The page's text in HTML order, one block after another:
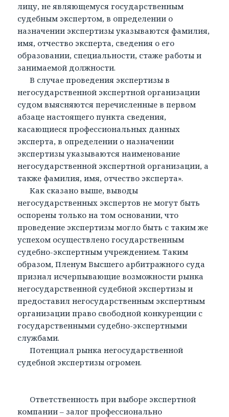
лицу, не являющемуся государственным
судебным экспертом, в определении о
назначении экспертизы указываются фамилия,
имя, отчество эксперта, сведения о его
образовании, специальности, стаже работы и
занимаемой должности.
В случае проведения экспертизы в
негосударственной экспертной организации
судом выясняются перечисленные в первом
абзаце настоящего пункта сведения,
касающиеся профессиональных данных
эксперта, в определении о назначении
экспертизы указываются наименование
негосударственной экспертной организации, а
также фамилия, имя, отчество эксперта».
Как сказано выше, выводы
негосударственных экспертов не могут быть
оспорены только на том основании, что
проведение экспертизы могло быть с таким же
успехом осуществлено государственным
судебно-экспертным учреждением. Таким
образом, Пленум Высшего арбитражного суда
признал исчерпывающие возможности рынка
негосударственной судебной экспертизы и
предоставил негосударственным экспертным
организации право свободной конкуренции с
государственными судебно-экспертными
службами.
Потенциал рынка негосударственной
судебной экспертизы огромен.
Ответственность при выборе экспертной
компании – залог профессионально